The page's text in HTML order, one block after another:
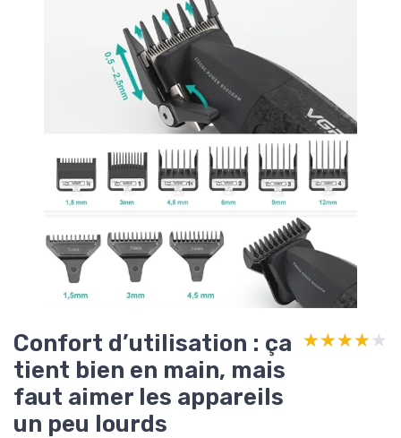
Confort d’utilisation : ça
tient bien en main, mais
faut aimer les appareils
un peu lourds
★★★★★
★★★★★